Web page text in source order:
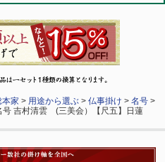
家 > 用途から選ぶ >仏事掛け >名号 >
号 吉村清雲 (三美会）【尺五】日蓮